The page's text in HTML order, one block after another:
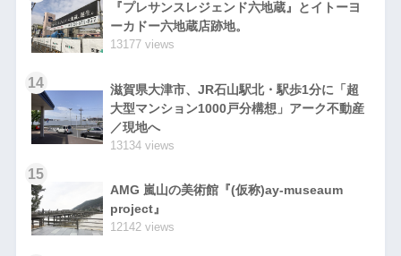
『プレサンスレジェンド六地蔵』とイトーヨ
ーカドー六地蔵店跡地。
13177 views
14
滋賀県大津市、JR石山駅北・駅歩1分に「超
大型マンション1000戸分構想」アーク不動産
／現地へ
13134 views
15
AMG 嵐山の美術館『(仮称)ay-museaum
project』
12142 views